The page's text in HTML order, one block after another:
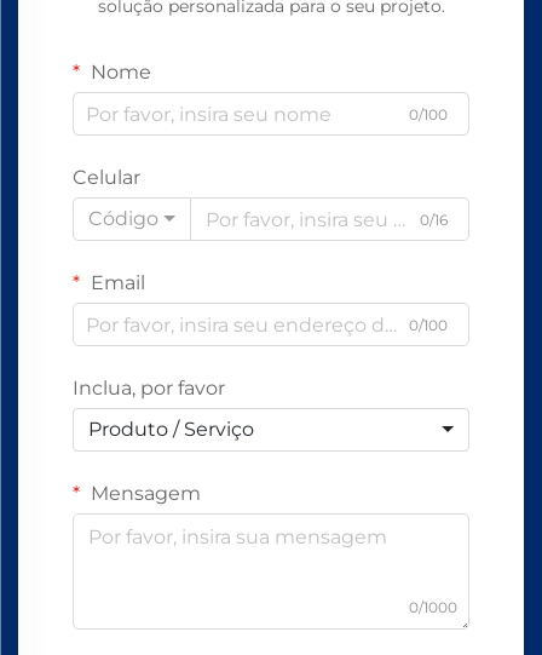
solução personalizada para o seu projeto.
Nome
0/100
Celular
Código
0/16
Email
0/100
Inclua, por favor
Produto / Serviço
Mensagem
0/1000